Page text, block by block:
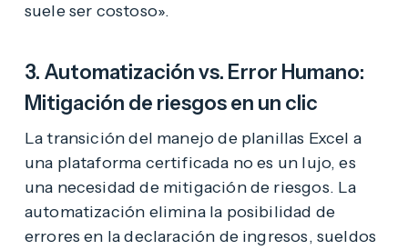
suele ser costoso».
3. Automatización vs. Error Humano:
Mitigación de riesgos en un clic
La transición del manejo de planillas Excel a
una plataforma certificada no es un lujo, es
una necesidad de mitigación de riesgos. La
automatización elimina la posibilidad de
errores en la declaración de ingresos, sueldos